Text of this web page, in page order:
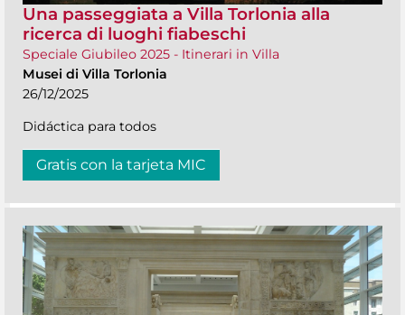
Una passeggiata a Villa Torlonia alla
ricerca di luoghi fiabeschi
Speciale Giubileo 2025 - Itinerari in Villa
Musei di Villa Torlonia
26/12/2025
Didáctica para todos
Gratis con la tarjeta MIC